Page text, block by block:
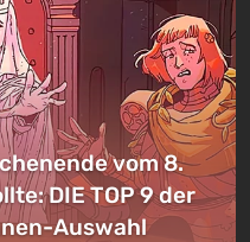
vom 8.
DIE TOP 9 der
Auswahl